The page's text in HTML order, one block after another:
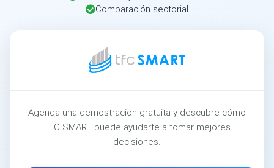
Comparación sectorial
Agenda una demostración gratuita y descubre cómo
TFC SMART puede ayudarte a tomar mejores
decisiones.